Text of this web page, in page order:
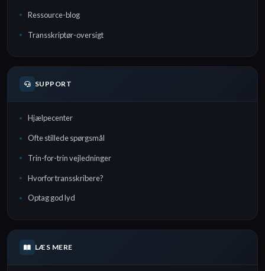
Ressource-blog
Transskriptør-oversigt
SUPPORT
Hjælpecenter
Ofte stillede spørgsmål
Trin-for-trin vejledninger
Hvorfor transskribere?
Optag god lyd
LÆS MERE